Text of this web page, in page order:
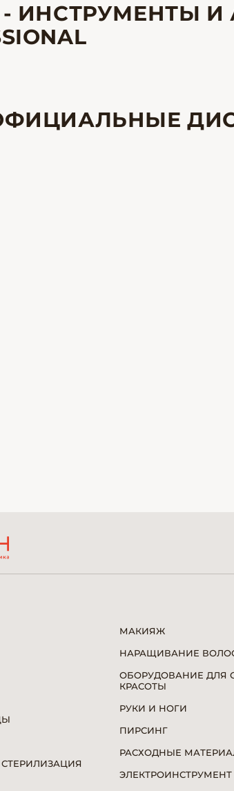
ИНСТРУМЕНТЫ И
МАКИЯЖ
НАРАЩИВАНИЕ
ОБОРУДОВАНИЕ ДЛЯ
КРАСОТЫ
РУКИ И НОГИ
ПИРСИНГ
РАСХОДНЫЕ
ЭЛЕКТРОИНСТРУМЕНТ